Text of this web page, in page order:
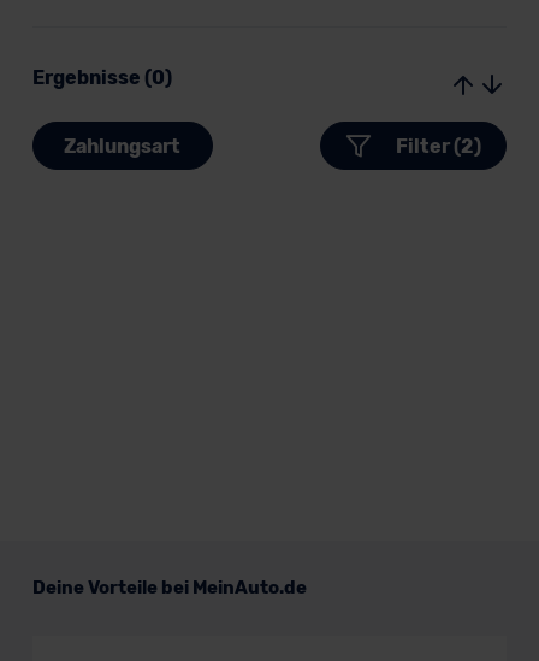
Ergebnisse (0)
Zahlungsart Filter (2)
Deine Vorteile bei MeinAuto.de